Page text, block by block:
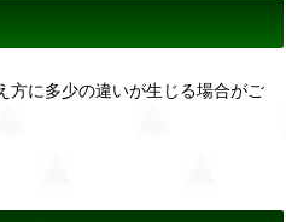
方に多少の違いが生じる場合がご